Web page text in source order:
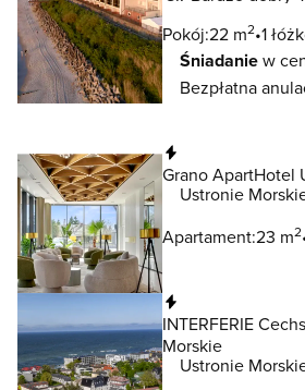
Pokój:22 m2 1
Śniadaniew
Bezpłatna
Grano ApartHotel
Ustronie
Apartament:23 m2
INTERFERIE
Morskie
Ustronie